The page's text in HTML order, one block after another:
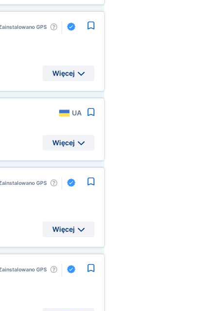
GPS
Więcej
UA
Więcej
GPS
Więcej
GPS